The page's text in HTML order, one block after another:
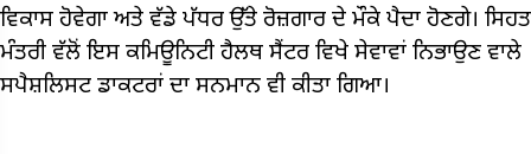
ਵਿਕਾਸ ਹੋਵੇਗਾ ਅਤੇ ਵੱਡੇ ਪੱਧਰ ਉੱਤੇ ਰੋਜ਼ਗਾਰ ਦੇ ਮੌਕੇ ਪੈਦਾ ਹੋਣਗੇ। ਸਿਹਤ
ਮੰਤਰੀ ਵੱਲੋਂ ਇਸ ਕਮਿਊਨਿਟੀ ਹੈਲਥ ਸੈਂਟਰ ਵਿਖੇ ਸੇਵਾਵਾਂ ਨਿਭਾਉਣ ਵਾਲੇ
ਸਪੈਸ਼ਲਿਸਟ ਡਾਕਟਰਾਂ ਦਾ ਸਨਮਾਨ ਵੀ ਕੀਤਾ ਗਿਆ।